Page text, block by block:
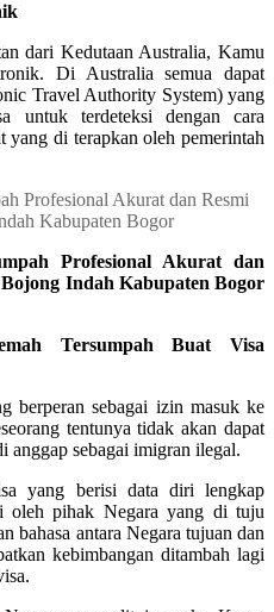
dari Kedutaan Australia, Kamu
Di Australia semua dapat
Travel Authority System) yang
untuk terdeteksi dengan cara
yang di terapkan oleh pemerintah
Profesional Akurat dan
Indah Kabupaten Bogor
Tersumpah Buat Visa
berperan sebagai izin masuk ke
tentunya tidak akan dapat
anggap sebagai imigran ilegal.
yang berisi data diri lengkap
oleh pihak Negara yang di tuju
bahasa antara Negara tujuan dan
kebimbangan ditambah lagi